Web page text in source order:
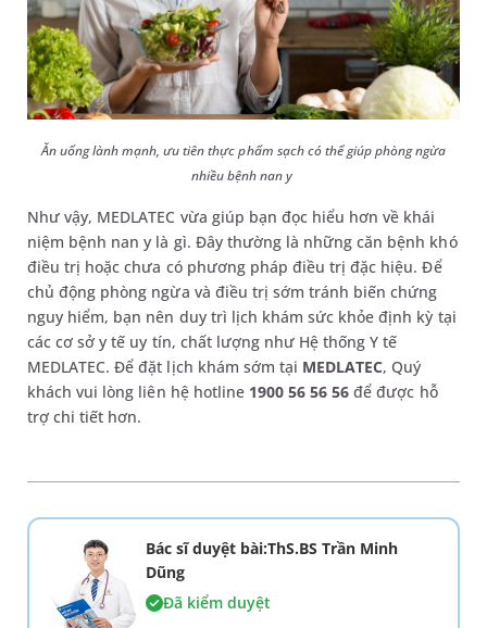
Ăn uống lành mạnh, ưu tiên thực phẩm sạch có thể giúp phòng ngừa
nhiều bệnh nan y
Như vậy, MEDLATEC vừa giúp bạn đọc hiểu hơn về khái
niệm bệnh nan y là gì. Đây thường là những căn bệnh khó
điều trị hoặc chưa có phương pháp điều trị đặc hiệu. Để
chủ động phòng ngừa và điều trị sớm tránh biến chứng
nguy hiểm, bạn nên duy trì lịch khám sức khỏe định kỳ tại
các cơ sở y tế uy tín, chất lượng như Hệ thống Y tế
MEDLATEC. Để đặt lịch khám sớm tại MEDLATEC, Quý
khách vui lòng liên hệ hotline 1900 56 56 56 để được hỗ
trợ chi tiết hơn.
Bác sĩ duyệt bài:ThS.BS Trần Minh
Dũng
Đã kiểm duyệt